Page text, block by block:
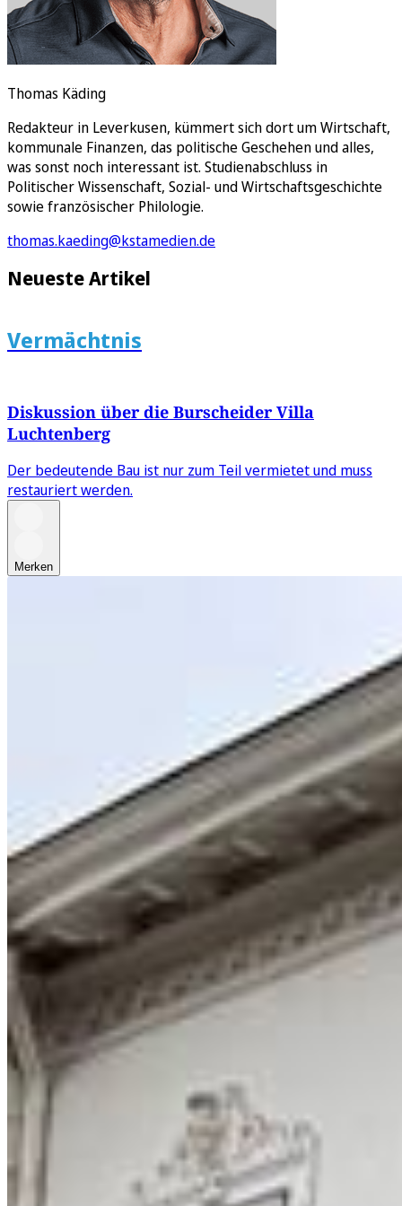
Thomas Käding
Redakteur in Leverkusen, kümmert sich dort um Wirtschaft,
kommunale Finanzen, das politische Geschehen und alles,
was sonst noch interessant ist. Studienabschluss in
Politischer Wissenschaft, Sozial- und Wirtschaftsgeschichte
sowie französischer Philologie.
thomas.kaeding@kstamedien.de
Neueste Artikel
Vermächtnis
Diskussion über die Burscheider Villa
Luchtenberg
Der bedeutende Bau ist nur zum Teil vermietet und muss
restauriert werden.
Merken